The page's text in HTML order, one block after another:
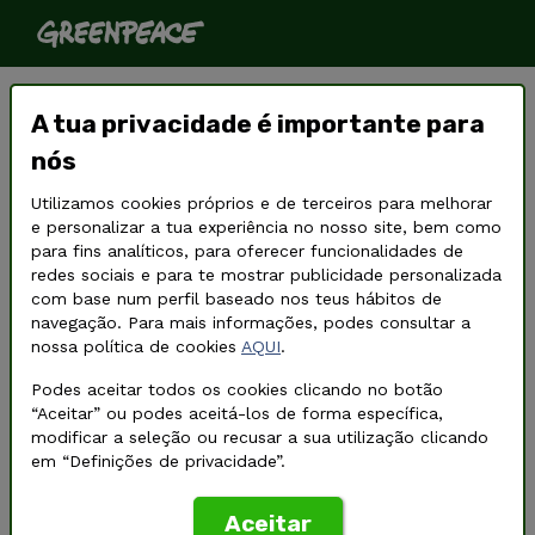
A liberdade de expressão está
em perigo
A tua privacidade é importante para
nós
Utilizamos cookies próprios e de terceiros para melhorar
e personalizar a tua experiência no nosso site, bem como
para fins analíticos, para oferecer funcionalidades de
redes sociais e para te mostrar publicidade personalizada
com base num perfil baseado nos teus hábitos de
navegação. Para mais informações, podes consultar a
nossa política de cookies AQUI.
Podes aceitar todos os cookies clicando no botão
“Aceitar” ou podes aceitá-los de forma específica,
modificar a seleção ou recusar a sua utilização clicando
em “Definições de privacidade”.
Aceitar